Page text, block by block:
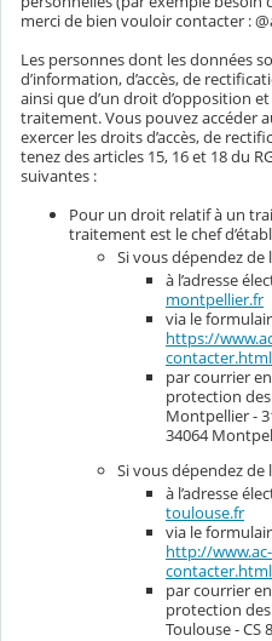
merci de bien vouloir contacter :
Les personnes dont les données
d’information, d’accès, de
ainsi que d’un droit d’opposition
traitement. Vous pouvez accéder
exercer les droits d’accès, de
tenez des articles 15, 16 et 18 du
suivantes :
Pour un droit relatif à un
traitement est le chef
Si vous dépendez de
à l’adresse
montpellier.fr
via le
https://
par courrier
protection des
Montpellier -
34064
Si vous dépendez de
à l’adresse
toulouse.fr
via le
http://
par courrier
protection des
Toulouse - CS